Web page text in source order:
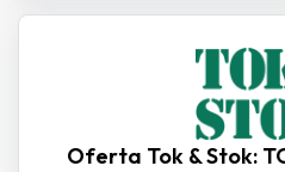
Oferta Tok & Stok: